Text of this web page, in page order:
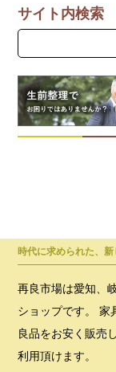
サイト内検索
時代に求められた、
再良市場は愛知、
ショップです。 家
良品をお安く販売
利用頂けます。